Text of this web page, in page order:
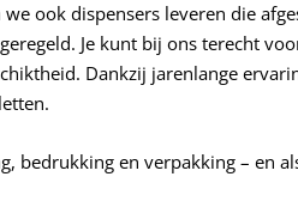
ook dispensers leveren die
Je kunt bij ons terecht
Dankzij jarenlange
bedrukking en verpakking – en